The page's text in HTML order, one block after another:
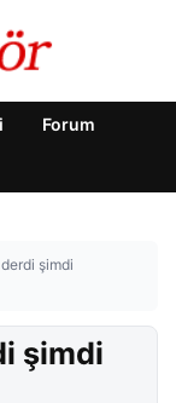
Forum
derdi şimdi
şimdi